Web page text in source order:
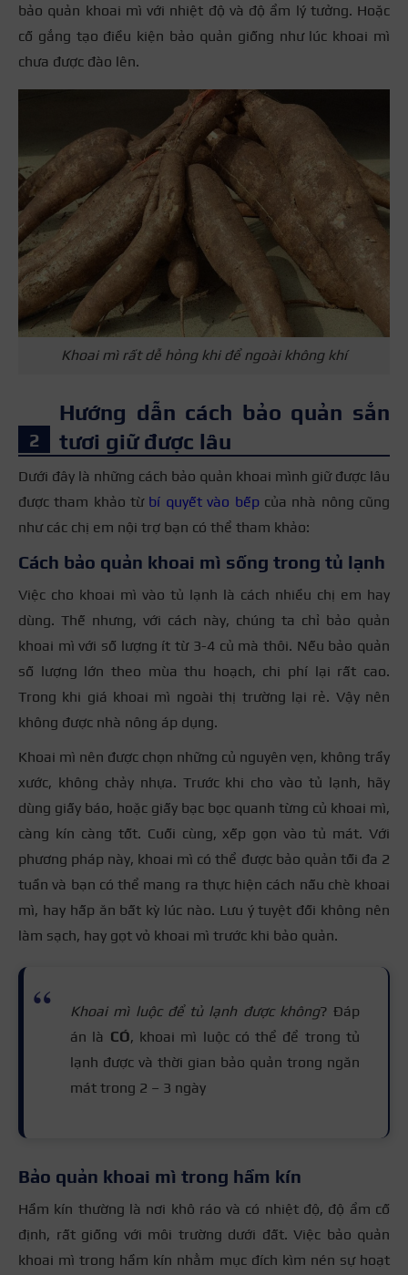
bảo quản khoai mì với nhiệt độ và độ ẩm lý tưởng. Hoặc
cố gắng tạo điều kiện bảo quản giống như lúc khoai mì
chưa được đào lên.
Khoai mì rất dễ hỏng khi để ngoài không khí
Hướng dẫn cách bảo quản sắn
tươi giữ được lâu
Dưới đây là những cách bảo quản khoai mình giữ được lâu
được tham khảo từ bí quyết vào bếp của nhà nông cũng
như các chị em nội trợ bạn có thể tham khảo:
Cách bảo quản khoai mì sống trong tủ lạnh
Việc cho khoai mì vào tủ lạnh là cách nhiều chị em hay
dùng. Thế nhưng, với cách này, chúng ta chỉ bảo quản
khoai mì với số lượng ít từ 3-4 củ mà thôi. Nếu bảo quản
số lượng lớn theo mùa thu hoạch, chi phí lại rất cao.
Trong khi giá khoai mì ngoài thị trường lại rẻ. Vậy nên
không được nhà nông áp dụng.
Khoai mì nên được chọn những củ nguyên vẹn, không trầy
xước, không chảy nhựa. Trước khi cho vào tủ lạnh, hãy
dùng giấy báo, hoặc giấy bạc bọc quanh từng củ khoai mì,
càng kín càng tốt. Cuối cùng, xếp gọn vào tủ mát. Với
phương pháp này, khoai mì có thể được bảo quản tối đa 2
tuần và bạn có thể mang ra thực hiện cách nấu chè khoai
mì, hay hấp ăn bất kỳ lúc nào. Lưu ý tuyệt đối không nên
làm sạch, hay gọt vỏ khoai mì trước khi bảo quản.
Khoai mì luộc để tủ lạnh được không? Đáp
án là CÓ, khoai mì luộc có thể để trong tủ
lạnh được và thời gian bảo quản trong ngăn
mát trong 2 – 3 ngày
Bảo quản khoai mì trong hầm kín
Hầm kín thường là nơi khô ráo và có nhiệt độ, độ ẩm cố
định, rất giống với môi trường dưới đất. Việc bảo quản
khoai mì trong hầm kín nhằm mục đích kìm nén sự hoạt